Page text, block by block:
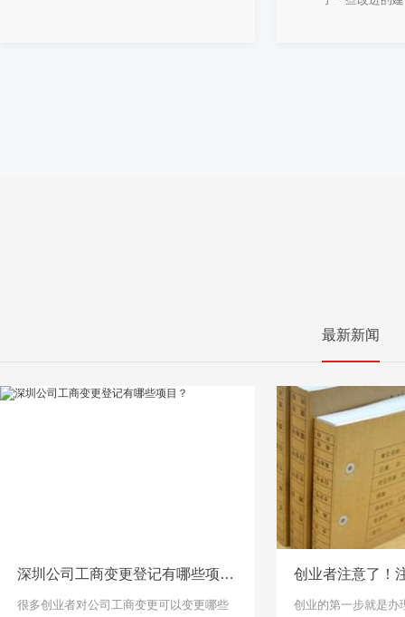
最新新闻
深圳公司工商变更登记有哪些项目？
很多创业者对公司工商变更可以变更哪些
创业的第一步就是办